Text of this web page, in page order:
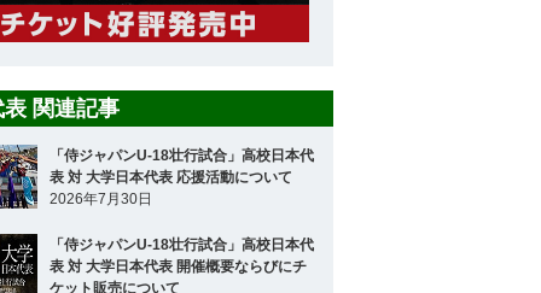
表 関連記事
「侍ジャパンU-18壮行試合」高校日本代
表 対 大学日本代表 応援活動について
2026年7月30日
「侍ジャパンU-18壮行試合」高校日本代
表 対 大学日本代表 開催概要ならびにチ
ケット販売について